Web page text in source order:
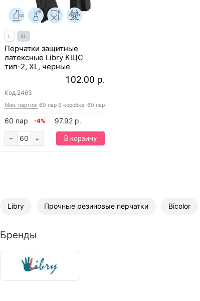
L XL
Перчатки защитные
латексные Libry КЩС
тип-2, XL, черные
102.00 р.
Код 2463
Мин. партия: 60 пар В коробке: 60 пар
60 пар -4% 97.92 р.
+
- В корзину
Libry Прочные резиновые перчатки Bicolor
Бренды